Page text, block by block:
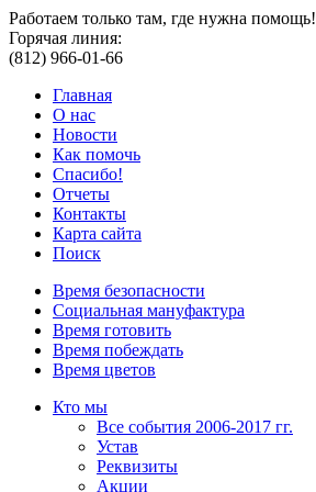
Работаем только там, где нужна помощь!
Горячая линия:
(812) 966-01-66
Главная
О нас
Новости
Как помочь
Спасибо!
Отчеты
Контакты
Карта сайта
Поиск
Время безопасности
Социальная мануфактура
Время готовить
Время побеждать
Время цветов
Кто мы
Все события 2006-2017 гг.
Устав
Реквизиты
Акции